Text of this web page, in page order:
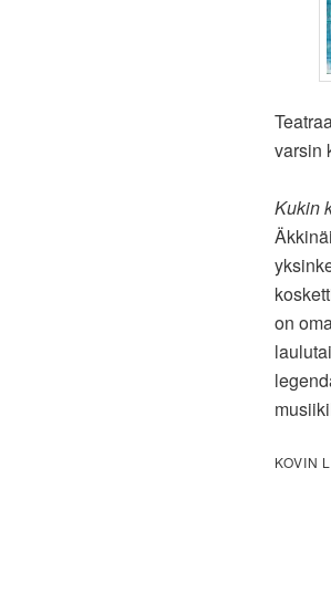
varsin
Kukin
on
KOVIN